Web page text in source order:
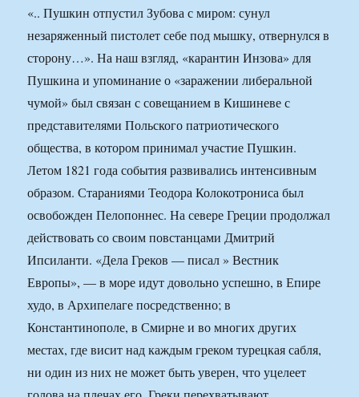
«.. Пушкин отпустил Зубова с миром: сунул
незаряженный пистолет себе под мышку, отвернулся в
сторону…». На наш взгляд, «карантин Инзова» для
Пушкина и упоминание о «заражении либеральной
чумой» был связан с совещанием в Кишиневе с
представителями Польского патриотического
общества, в котором принимал участие Пушкин.
Летом 1821 года события развивались интенсивным
образом. Стараниями Теодора Колокотрониса был
освобожден Пелопоннес. На севере Греции продолжал
действовать со своим повстанцами Дмитрий
Ипсиланти. «Дела Греков — писал » Вестник
Европы», — в море идут довольно успешно, в Епире
худо, в Архипелаге посредственно; в
Константинополе, в Смирне и во многих других
местах, где висит над каждым греком турецкая сабля,
ни один из них не может быть уверен, что уцелеет